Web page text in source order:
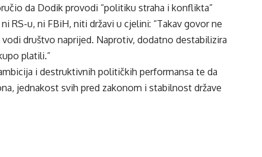
da Dodik provodi “politiku straha i konflikta”
RS-u, ni FBiH, niti državi u cjelini: “Takav govor ne
društvo naprijed. Naprotiv, dodatno destabilizira
platili.”
i destruktivnih političkih performansa te da
jednakost svih pred zakonom i stabilnost države